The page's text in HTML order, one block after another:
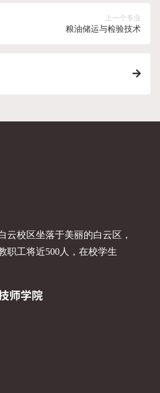
上一个专业
粮油储运与检验技术
云校区坐落于美丽的白云区，
职工将近500人，在校学生